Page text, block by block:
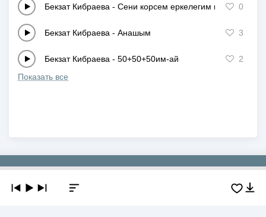
Бекзат Кибраева - Сени корсем еркелегим келеди0
Бекзат Кибраева - Анашым 3
Бекзат Кибраева - 50+50+50им-ай
2
Показать все